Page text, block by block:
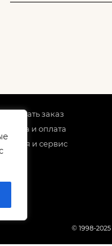
сделать заказ
и оплата
и сервис
© 1998-2025